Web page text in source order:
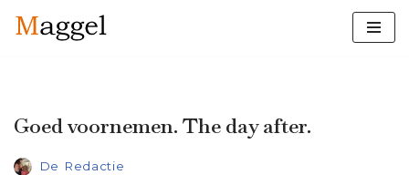
inhoud
Goed voornemen. The day after.
De Redactie